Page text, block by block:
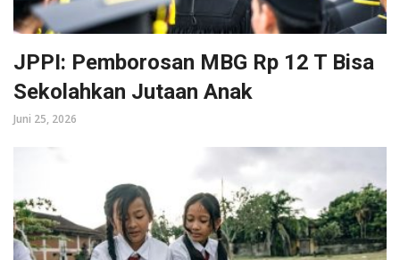
JPPI: Pemborosan MBG Rp 12 T Bisa
Sekolahkan Jutaan Anak
Juni 25, 2026